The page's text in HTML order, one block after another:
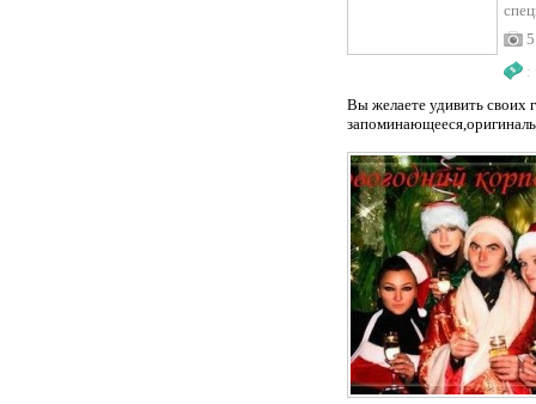
5
:
Вы желаете удивить своих